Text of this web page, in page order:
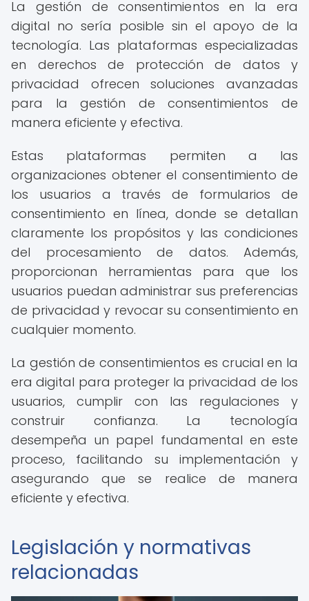
La gestión de consentimientos en la era
digital no sería posible sin el apoyo de la
tecnología. Las plataformas especializadas
en derechos de protección de datos y
privacidad ofrecen soluciones avanzadas
para la gestión de consentimientos de
manera eficiente y efectiva.
Estas plataformas permiten a las
organizaciones obtener el consentimiento de
los usuarios a través de formularios de
consentimiento en línea, donde se detallan
claramente los propósitos y las condiciones
del procesamiento de datos. Además,
proporcionan herramientas para que los
usuarios puedan administrar sus preferencias
de privacidad y revocar su consentimiento en
cualquier momento.
La gestión de consentimientos es crucial en la
era digital para proteger la privacidad de los
usuarios, cumplir con las regulaciones y
construir confianza. La tecnología
desempeña un papel fundamental en este
proceso, facilitando su implementación y
asegurando que se realice de manera
eficiente y efectiva.
Legislación y normativas
relacionadas